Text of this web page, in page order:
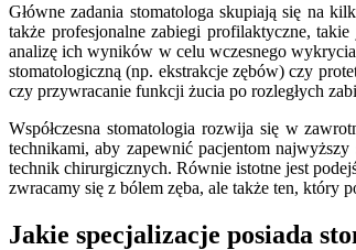
Główne zadania stomatologa skupiają się na
także profesjonalne zabiegi profilaktyczne,
analizę ich wyników w celu wczesnego wykrycia
stomatologiczną (np. ekstrakcje zębów) czy
czy przywracanie funkcji żucia po rozległych
Współczesna stomatologia rozwija się w
technikami, aby zapewnić pacjentom
technik chirurgicznych. Równie istotne jest
zwracamy się z bólem zęba, ale także ten, który
Jakie specjalizacje posiada